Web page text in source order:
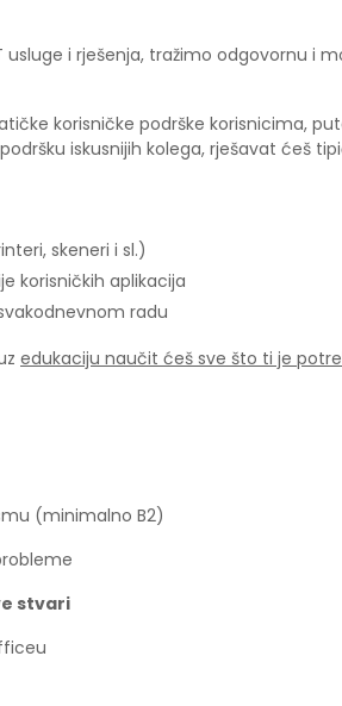
usluge i rješenja, tražimo odgovornu i
korisničke podrške korisnicima,
iskusnijih kolega, rješavat ćeš
skeneri i sl.)
korisničkih aplikacija
radu
edukaciju naučit ćeš sve što ti je
(minimalno B2)
stvari